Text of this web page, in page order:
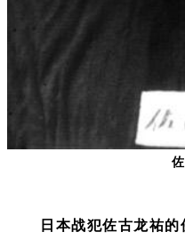
日本战犯佐古龙祐的